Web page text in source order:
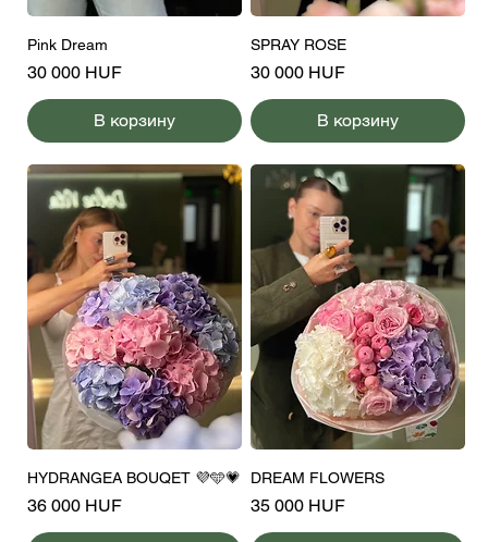
Pink Dream
Цена
30 000 HUF
В корзину
SPRAY ROSE
Цена
30 000 HUF
В корзину
HYDRANGEA BOUQET 💜🩵💗
Цена
36 000 HUF
DREAM FLOWERS
Цена
35 000 HUF